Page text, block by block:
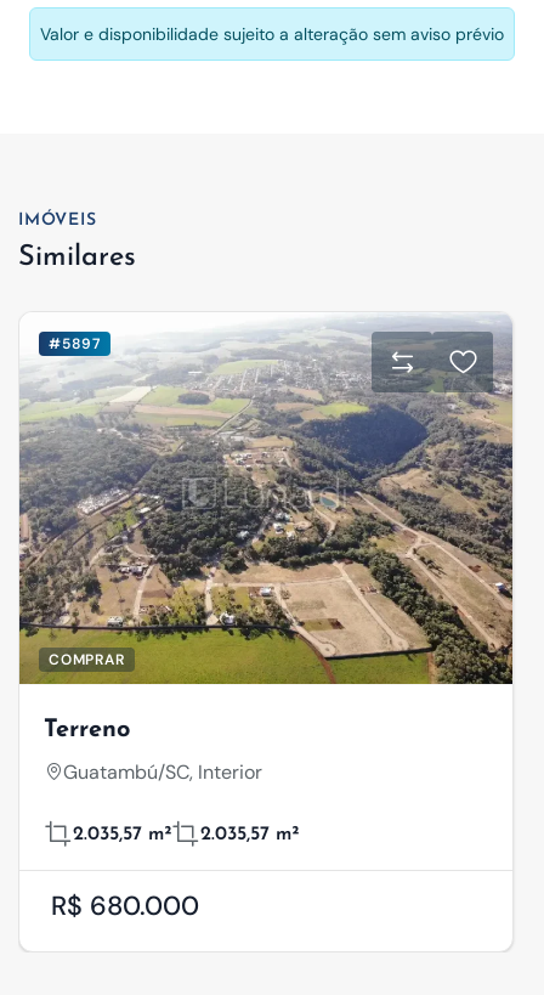
Valor e disponibilidade sujeito a alteração sem aviso prévio
IMÓVEIS
Similares
#5897
COMPRAR
Terreno
Guatambú/SC, Interior
2.035,57 m² 2.035,57 m²
R$ 680.000